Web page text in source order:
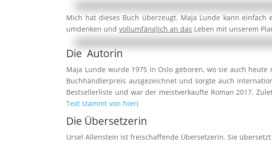
Mich hat dieses Buch überzeugt. Maja Lunde kann
umdenken undvollumfänglich an das Leben mit unserem
Die Autorin
Maja Lunde wurde 1975 in Oslo geboren, wo sie auch
Buchhändlerpreis ausgezeichnet und sorgte auch
Bestsellerliste und war der meistverkaufte Roman 2017.
Text stammt von hier)
Die Übersetzerin
Ursel Allenstein ist freischaffende Übersetzerin. Sie